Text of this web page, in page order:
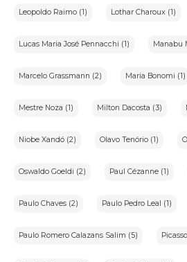
Leopoldo Raimo (1) Lothar Charoux (1)
Lucas Maria José Pennacchi (1) Manabu
Marcelo Grassmann (2) Maria Bonomi (1)
Mestre Noza (1) Milton Dacosta (3)
Niobe Xandó (2) Olavo Tenório (1)
Oswaldo Goeldi (2) Paul Cézanne (1)
Paulo Chaves (2) Paulo Pedro Leal (1)
Paulo Romero Calazans Salim (5)